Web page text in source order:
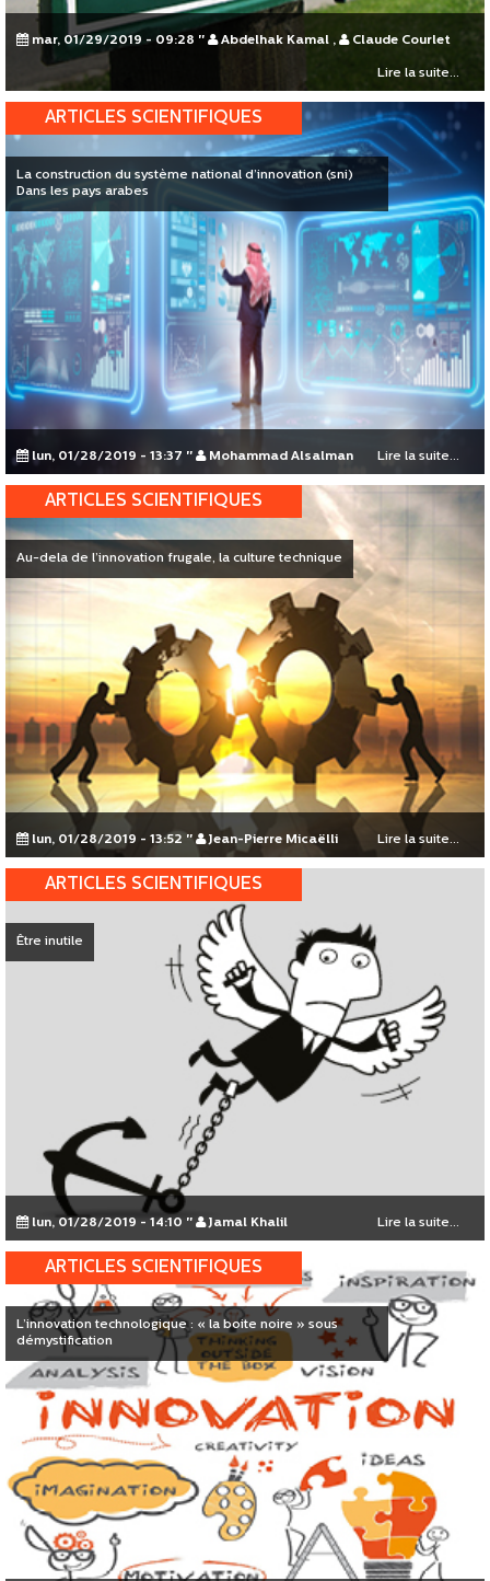
mar, 01/29/2019 - 09:28 " Abdelhak Kamal , Claude Courlet
Lire la suite...
La construction du système national d’innovation (sni)
Dans les pays arabes
ARTICLES SCIENTIFIQUES
lun, 01/28/2019 - 13:37 " Mohammad Alsalman Lire la suite...
Au-dela de l’innovation frugale, la culture technique
ARTICLES SCIENTIFIQUES
lun, 01/28/2019 - 13:52 " Jean-Pierre Micaëlli Lire la suite...
Être inutile
ARTICLES SCIENTIFIQUES
lun, 01/28/2019 - 14:10 " Jamal Khalil Lire la suite...
L’innovation technologique : « la boite noire » sous
démystification
ARTICLES SCIENTIFIQUES